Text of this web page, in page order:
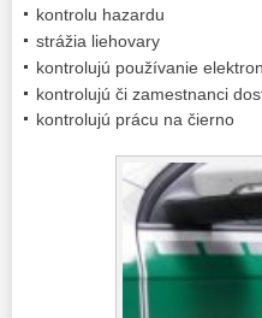
kontrolu hazardu
strážia liehovary
kontrolujú používanie
kontrolujú či zamestnanci
kontrolujú prácu na čierno